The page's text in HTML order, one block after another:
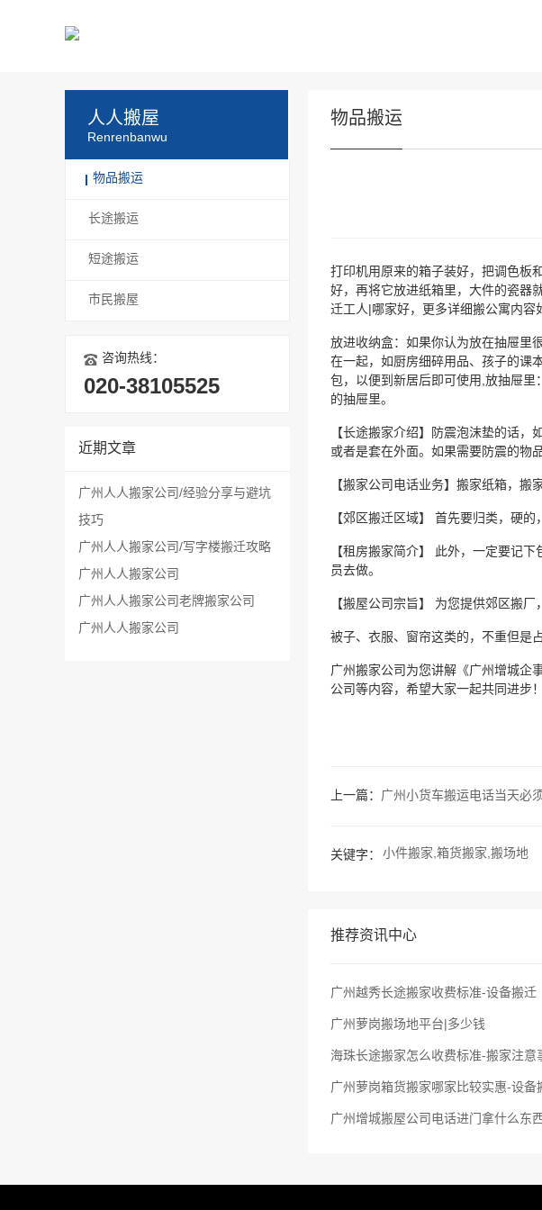
人人搬屋
Renrenbanwu
物品搬运
长途搬运
短途搬运
市民搬屋
咨询热线：
020-38105525
近期文章
广州人人搬家公司/经验分享与避坑
技巧
广州人人搬家公司/写字楼搬迁攻略
广州人人搬家公司
广州人人搬家公司老牌搬家公司
​广州人人搬家公司
物品搬运
打印机用原来的箱子装好，把调色板
好，再将它放进纸箱里，大件的瓷器
迁工人|哪家好，更多详细搬公寓内容
放进收纳盒：如果你认为放在抽屉里
在一起，如厨房细碎用品、孩子的课
包，以便到新居后即可使用,放抽屉
的抽屉里。
【长途搬家介绍】防震泡沫垫的话
或者是套在外面。如果需要防震的物
【搬家公司电话业务】搬家纸箱，搬
【郊区搬迁区域】 首先要归类，硬
【租房搬家简介】 此外，一定要记
员去做。
【搬屋公司宗旨】 为您提供郊区搬
被子、衣服、窗帘这类的，不重但是
广州搬家公司为您讲解《广州增城企
公司等内容，希望大家一起共同进步！
上一篇： 广州小货车搬运电话当天必
关键字： 小件搬家,箱货搬家,搬场地
推荐资讯中心
广州越秀长途搬家收费标准-设备搬迁
广州萝岗搬场地平台|多少钱
海珠长途搬家怎么收费标准-搬家注意
广州萝岗箱货搬家哪家比较实惠-设备